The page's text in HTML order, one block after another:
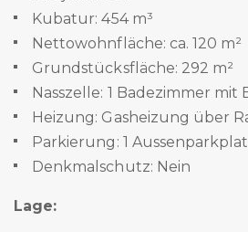
Kubatur: 454 m³
Nettowohnfläche: ca. 120 m²
Grundstücksfläche: 292 m²
Nasszelle: 1 Badezimmer mit
Heizung: Gasheizung über
Parkierung: 1
Denkmalschutz: Nein
Lage: